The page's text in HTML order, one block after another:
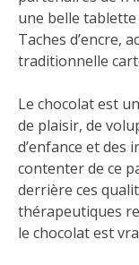
une belle
Taches d’encre,
traditionnelle
Le chocolat est
de plaisir, de
d’enfance et des
contenter de ce
derrière ces
thérapeutiques
le chocolat est